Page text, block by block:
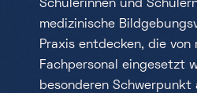
Schülerinnen und
medizinische
Praxis entdecken, die von
Fachpersonal eingesetzt
besonderen